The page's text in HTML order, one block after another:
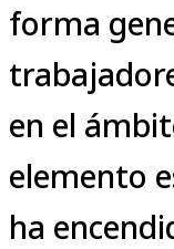
forma
en el
elemento
ha